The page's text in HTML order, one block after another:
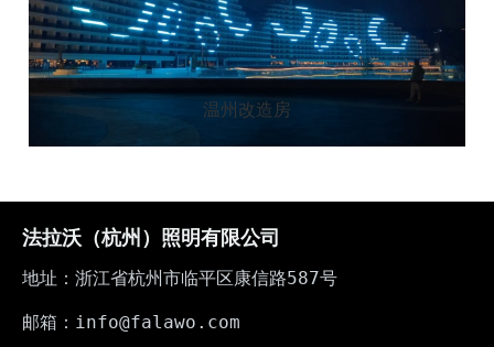
温州改造房
法拉沃（杭州）照明有限公司
地址：浙江省杭州市临平区康信路587号
邮箱：info@falawo.com